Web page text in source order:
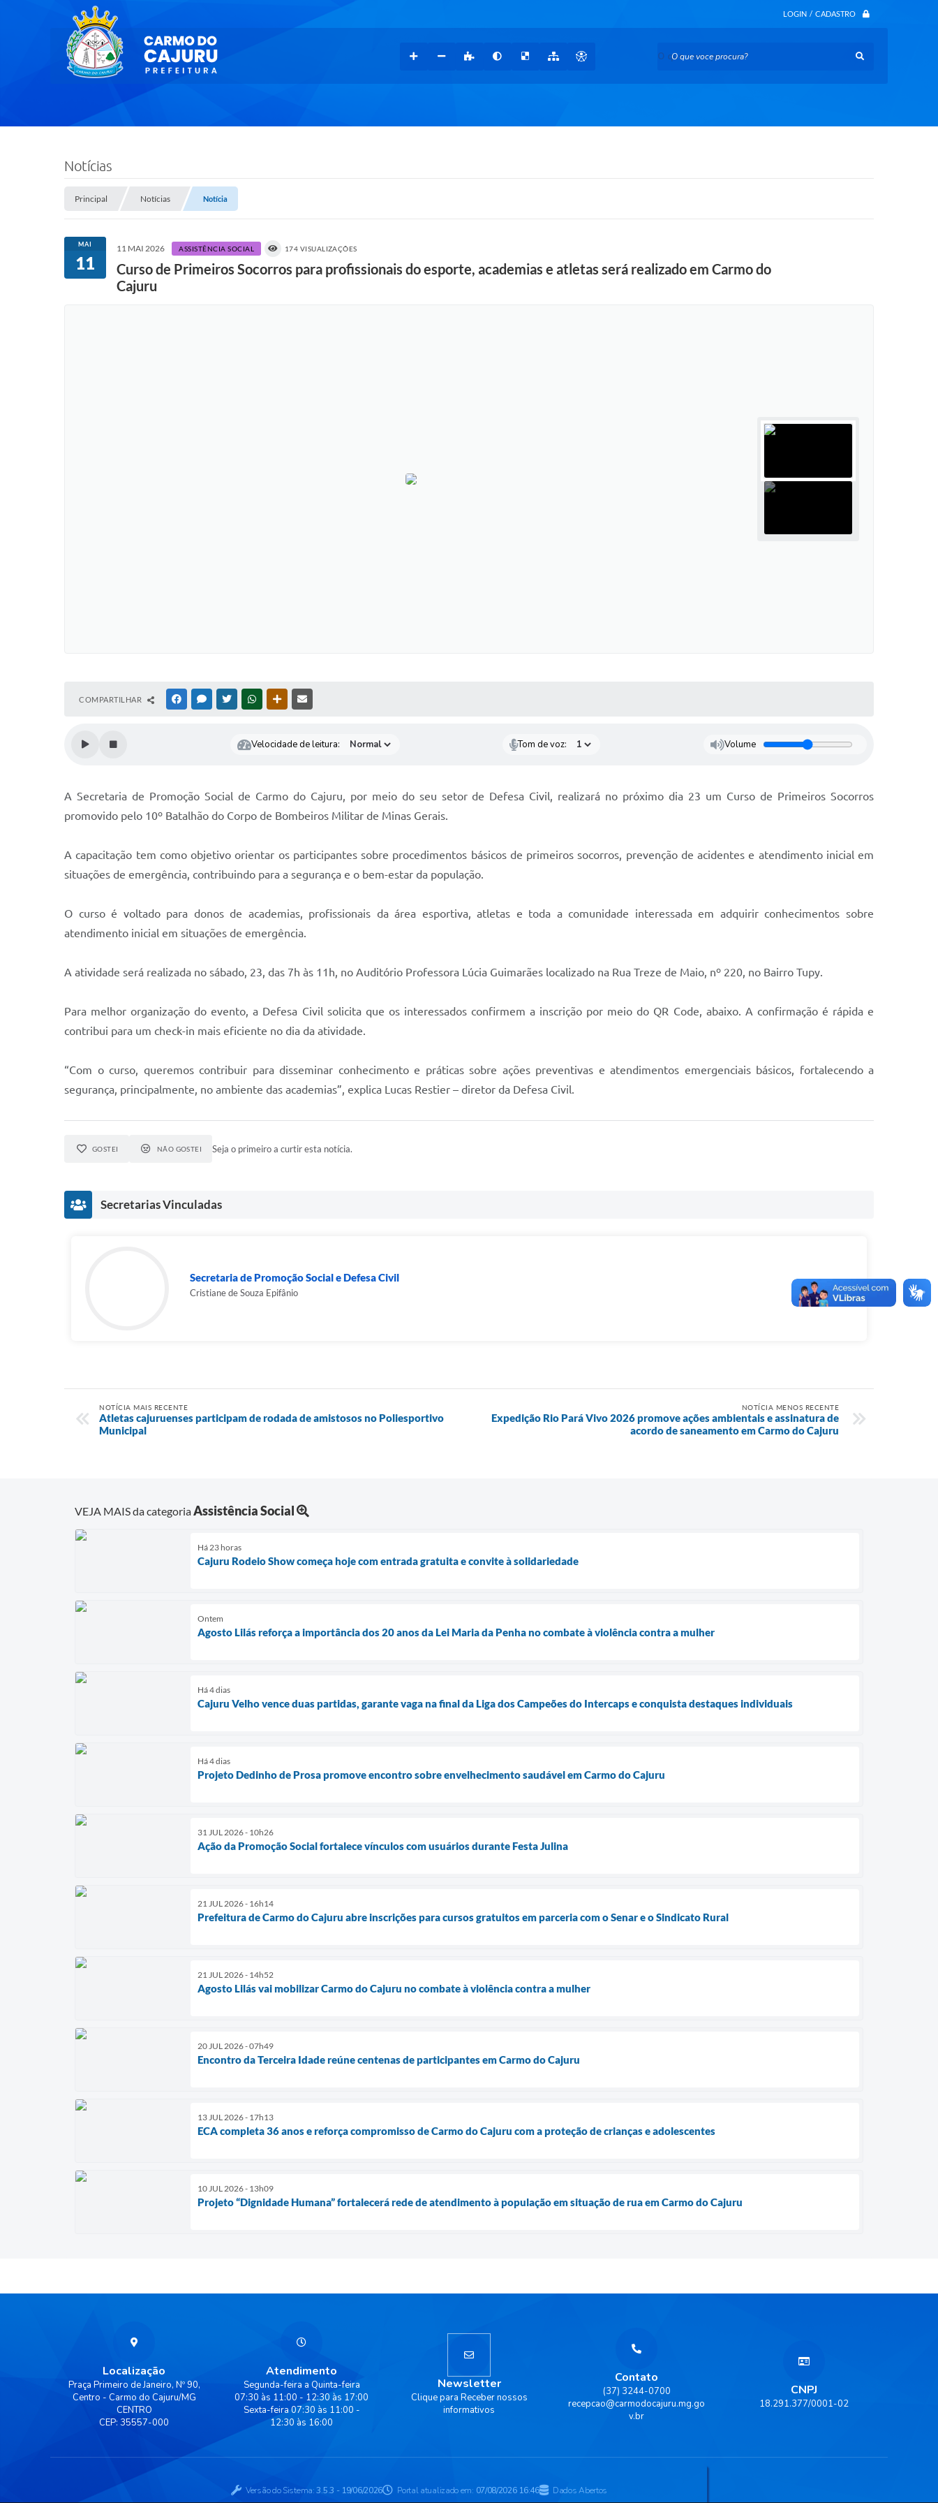
LOGIN / CADASTRO
O que voce procura?
Notícias
Principal Notícias Notícia
MAI
11
11 MAI 2026 ASSISTÊNCIA SOCIAL 174 VISUALIZAÇÕES
Curso de Primeiros Socorros para profissionais do esporte, academias e atletas será realizado em Carmo do
Cajuru
COMPARTILHAR FACEBOOKMESSENGER
TWITTERWHATSAPPOUTRAS MÍDIAS
Velocidade de leitura: Tom de voz: Volume
A Secretaria de Promoção Social de Carmo do Cajuru, por meio do seu setor de Defesa Civil, realizará no próximo dia 23 um Curso de Primeiros Socorros
promovido pelo 10º Batalhão do Corpo de Bombeiros Militar de Minas Gerais.
A capacitação tem como objetivo orientar os participantes sobre procedimentos básicos de primeiros socorros, prevenção de acidentes e atendimento inicial em
situações de emergência, contribuindo para a segurança e o bem-estar da população.
O curso é voltado para donos de academias, profissionais da área esportiva, atletas e toda a comunidade interessada em adquirir conhecimentos sobre
atendimento inicial em situações de emergência.
A atividade será realizada no sábado, 23, das 7h às 11h, no Auditório Professora Lúcia Guimarães localizado na Rua Treze de Maio, nº 220, no Bairro Tupy.
Para melhor organização do evento, a Defesa Civil solicita que os interessados confirmem a inscrição por meio do QR Code, abaixo. A confirmação é rápida e
contribui para um check-in mais eficiente no dia da atividade.
“Com o curso, queremos contribuir para disseminar conhecimento e práticas sobre ações preventivas e atendimentos emergenciais básicos, fortalecendo a
segurança, principalmente, no ambiente das academias”, explica Lucas Restier – diretor da Defesa Civil.
GOSTEI NÃO GOSTEI Seja o primeiro a curtir esta notícia.
Secretarias Vinculadas
Secretaria de Promoção Social e Defesa Civil
Cristiane de Souza Epifânio
NOTÍCIA MAIS RECENTE
Atletas cajuruenses participam de rodada de amistosos no Poliesportivo
Municipal
NOTÍCIA MENOS RECENTE
Expedição Rio Pará Vivo 2026 promove ações ambientais e assinatura de
acordo de saneamento em Carmo do Cajuru
VEJA MAIS da categoriaAssistência Social
Há 23 horas
Cajuru Rodeio Show começa hoje com entrada gratuita e convite à solidariedade
Ontem
Agosto Lilás reforça a importância dos 20 anos da Lei Maria da Penha no combate à violência contra a mulher
Há 4 dias
Cajuru Velho vence duas partidas, garante vaga na final da Liga dos Campeões do Intercaps e conquista destaques individuais
Há 4 dias
Projeto Dedinho de Prosa promove encontro sobre envelhecimento saudável em Carmo do Cajuru
31 JUL 2026 - 10h26
Ação da Promoção Social fortalece vínculos com usuários durante Festa Julina
21 JUL 2026 - 16h14
Prefeitura de Carmo do Cajuru abre inscrições para cursos gratuitos em parceria com o Senar e o Sindicato Rural
21 JUL 2026 - 14h52
Agosto Lilás vai mobilizar Carmo do Cajuru no combate à violência contra a mulher
20 JUL 2026 - 07h49
Encontro da Terceira Idade reúne centenas de participantes em Carmo do Cajuru
13 JUL 2026 - 17h13
ECA completa 36 anos e reforça compromisso de Carmo do Cajuru com a proteção de crianças e adolescentes
10 JUL 2026 - 13h09
Projeto “Dignidade Humana” fortalecerá rede de atendimento à população em situação de rua em Carmo do Cajuru
Localização
Praça Primeiro de Janeiro, Nº 90,
Centro - Carmo do Cajuru/MG
CENTRO
CEP: 35557-000
Contato
(37) 3244-0700
recepcao@carmodocajuru.mg.go
v.br
Atendimento
Segunda-feira a Quinta-feira
07:30 às 11:00 - 12:30 às 17:00
Sexta-feira 07:30 às 11:00 -
12:30 às 16:00
CNPJ
18.291.377/0001-02
Newsletter
Clique para Receber nossos
informativos
Versão do Sistema:3.5.3 - 19/06/2026 Portal atualizado em: 07/08/2026 16:46 Dados Abertos